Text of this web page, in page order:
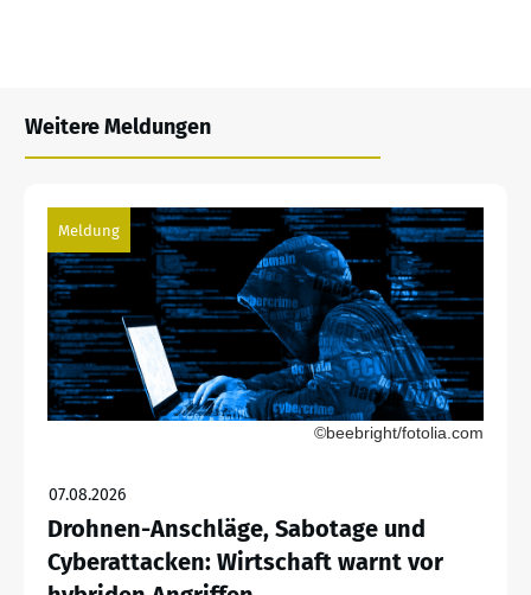
Weitere Meldungen
Meldung
©beebright/fotolia.com
07.08.2026
Drohnen-Anschläge, Sabotage und
Cyberattacken: Wirtschaft warnt vor